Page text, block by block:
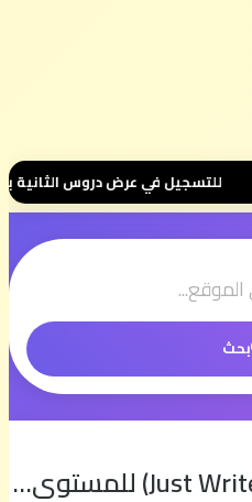
للتسجيل في عرض دروس الثانية بكالوريا 📚 بثمن رمزي 💰 500 درهم فقط للموسم الكامل ⭐ تواصل معنا عبر واتساب هنا
بحث
تحميل كتاب الإنشاء (Just Write) للمستوى المتوسط في تعلم اللغة الإنجليزية